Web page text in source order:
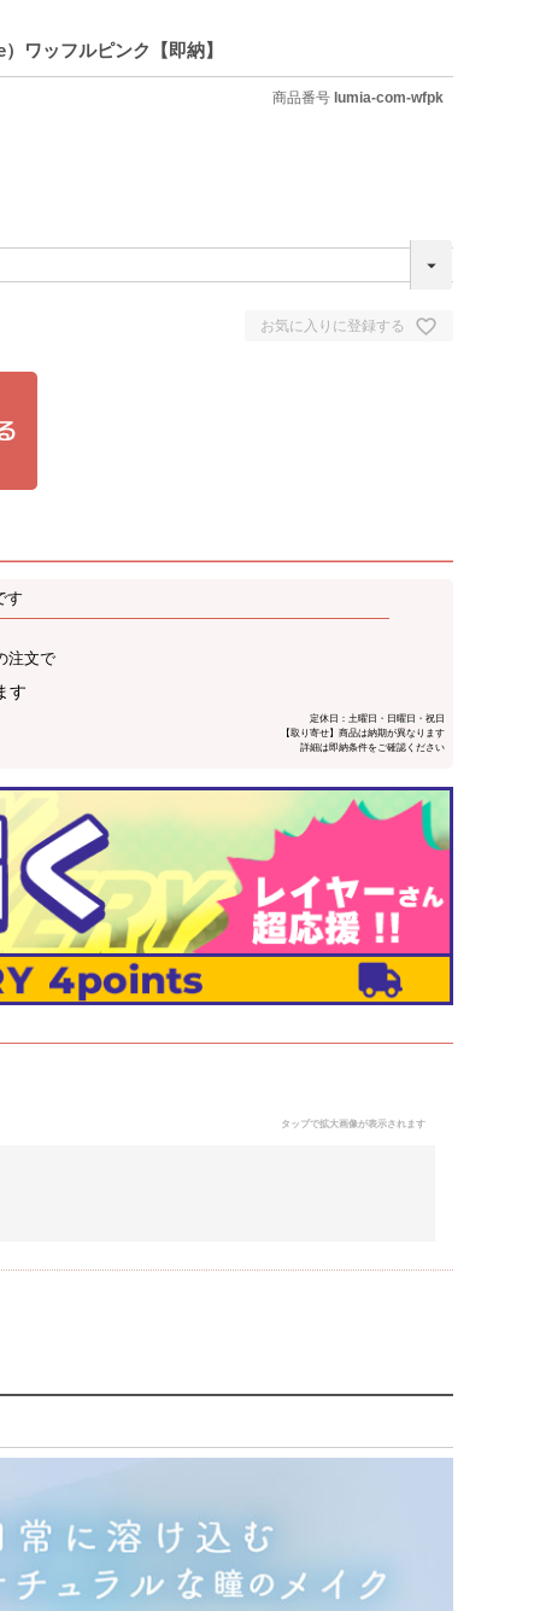
ワッフルピンク【即納】
商品番号 lumia-com-wfpk
お気に入りに登録する
す
注文で
す
定休日：土曜日・日曜日・祝日
【取り寄せ】商品は納期が異なります
詳細は即納条件をご確認ください
タップで拡大画像が表示されます